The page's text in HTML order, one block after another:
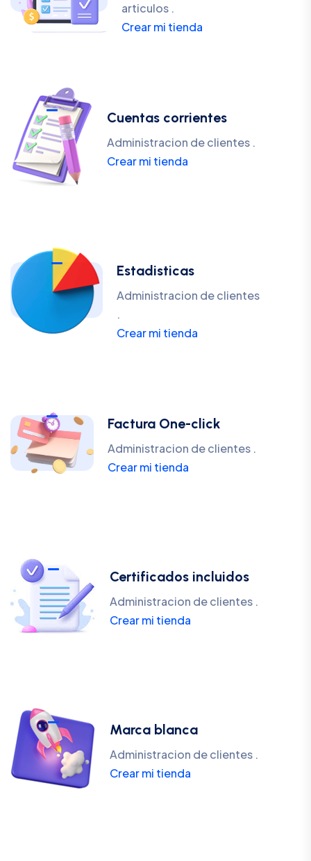
articulos .
Crear mi tienda
Cuentas corrientes
Administracion de clientes .
Crear mi tienda
Estadisticas
Administracion de clientes
.
Crear mi tienda
Factura One-click
Administracion de clientes .
Crear mi tienda
Certificados incluidos
Administracion de clientes .
Crear mi tienda
Marca blanca
Administracion de clientes .
Crear mi tienda